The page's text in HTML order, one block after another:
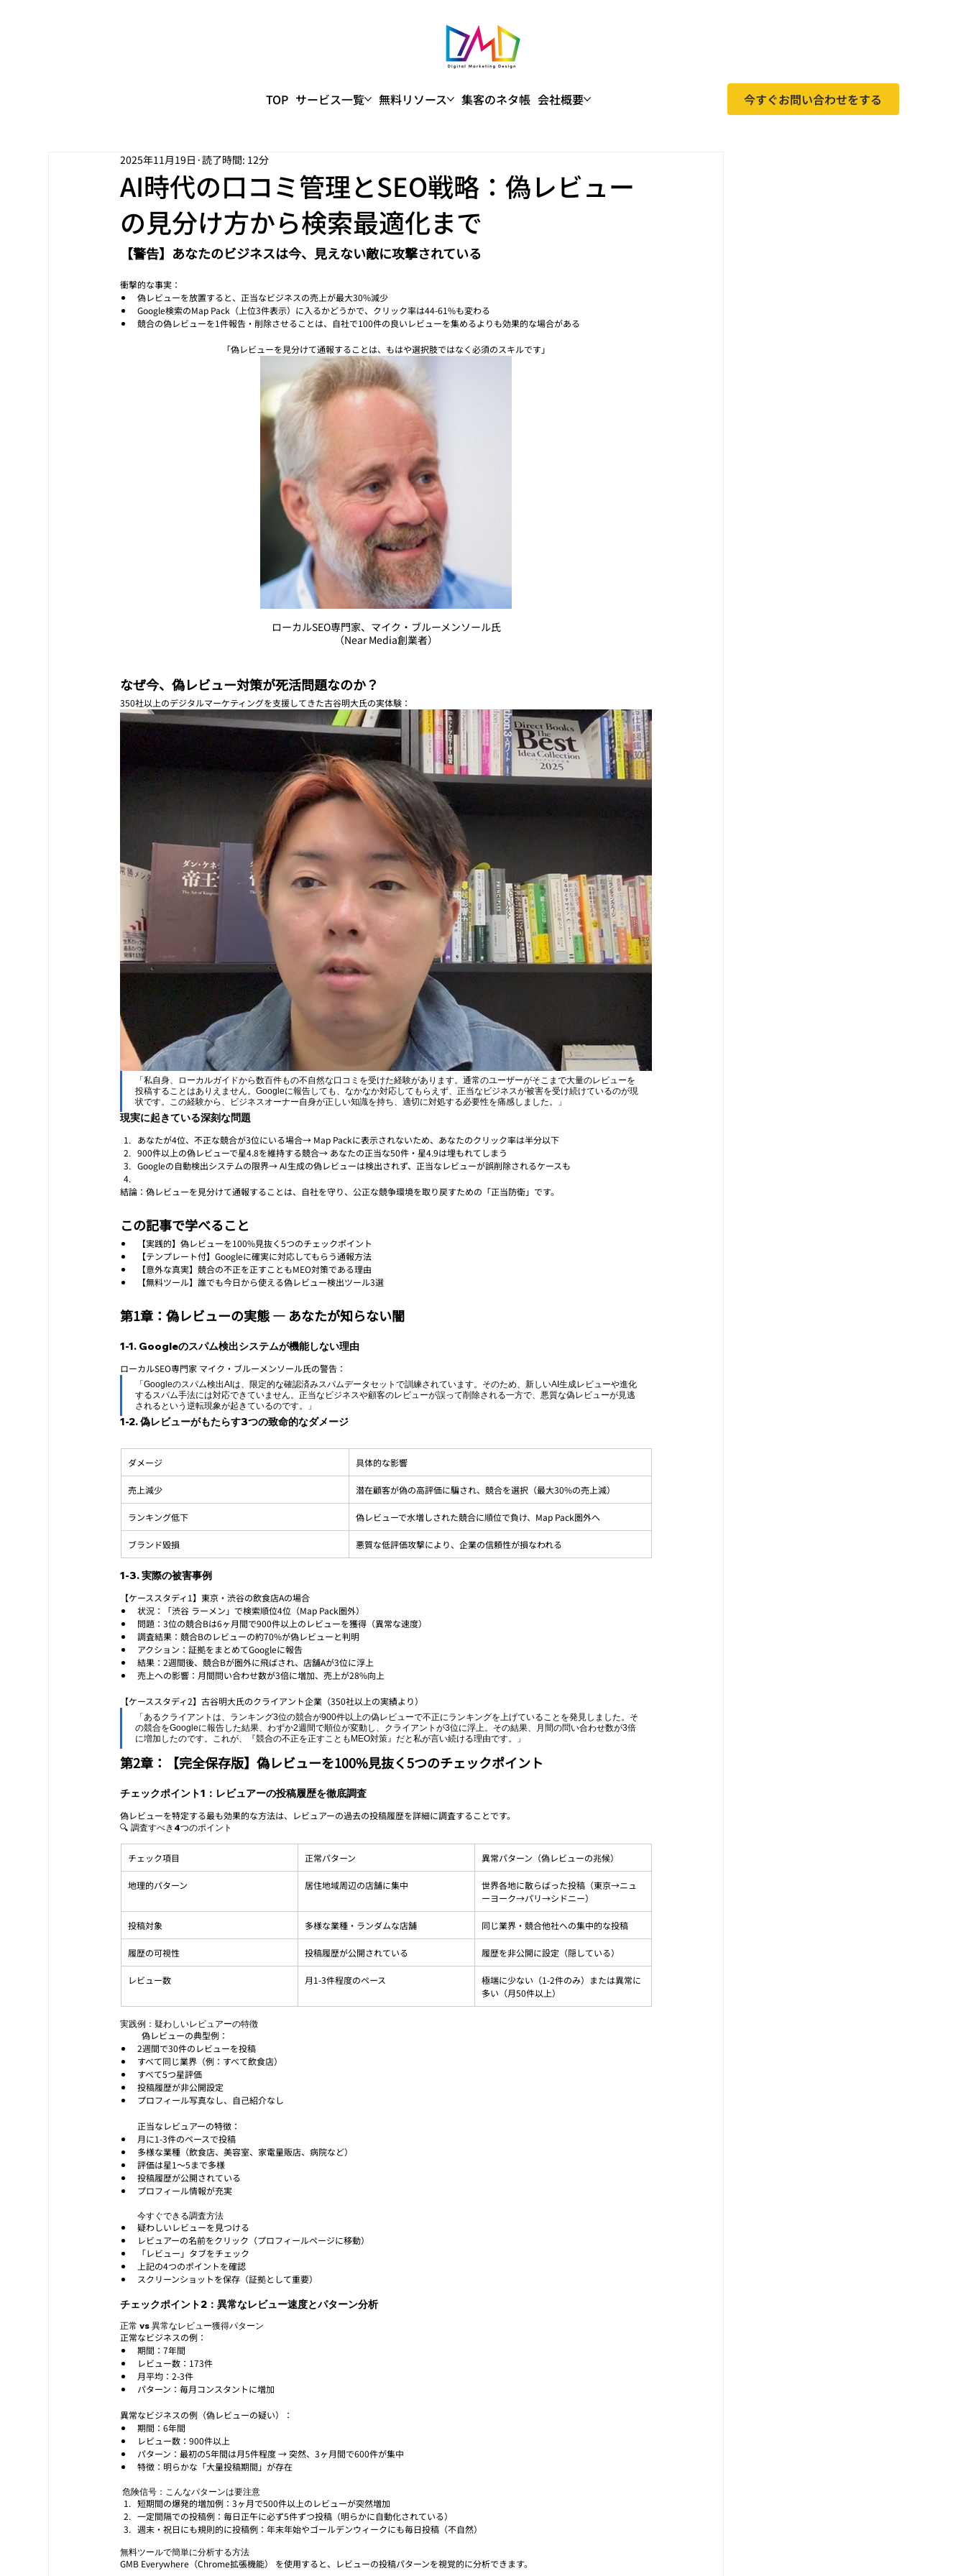
TOP サービス一覧 無料リソース 集客のネタ帳 会社概要 今すぐお問い合わせをする
AI時代の口コミ管理とSEO戦略：偽レビュー
の見分け方から検索最適化まで
2025年11月19日 読了時間: 12分
【警告】あなたのビジネスは今、見えない敵に攻撃されている
衝撃的な事実：
偽レビューを放置すると、正当なビジネスの売上が最大30%減少
Google検索のMap Pack（上位3件表示）に入るかどうかで、クリック率は44-61%も変わる
競合の偽レビューを1件報告・削除させることは、自社で100件の良いレビューを集めるよりも効果的な場合がある
「偽レビューを見分けて通報することは、もはや選択肢ではなく必須のスキルです」
ローカルSEO専門家、マイク・ブルーメンソール氏
（Near Media創業者）
なぜ今、偽レビュー対策が死活問題なのか？
350社以上のデジタルマーケティングを支援してきた古谷明大氏の実体験：
「私自身、ローカルガイドから数百件もの不自然な口コミを受けた経験があります。通常のユーザーがそこまで大量のレビューを
投稿することはありえません。Googleに報告しても、なかなか対応してもらえず、正当なビジネスが被害を受け続けているのが現
状です。この経験から、ビジネスオーナー自身が正しい知識を持ち、適切に対処する必要性を痛感しました。」
現実に起きている深刻な問題
あなたが4位、不正な競合が3位にいる場合→ Map Packに表示されないため、あなたのクリック率は半分以下
900件以上の偽レビューで星4.8を維持する競合→ あなたの正当な50件・星4.9は埋もれてしまう
Googleの自動検出システムの限界→ AI生成の偽レビューは検出されず、正当なレビューが誤削除されるケースも
結論：偽レビューを見分けて通報することは、自社を守り、公正な競争環境を取り戻すための「正当防衛」です。
この記事で学べること
【実践的】偽レビューを100%見抜く5つのチェックポイント
【テンプレート付】Googleに確実に対応してもらう通報方法
【意外な真実】競合の不正を正すこともMEO対策である理由
【無料ツール】誰でも今日から使える偽レビュー検出ツール3選
第1章：偽レビューの実態 — あなたが知らない闇
1-1. Googleのスパム検出システムが機能しない理由
ローカルSEO専門家 マイク・ブルーメンソール氏の警告：
「Googleのスパム検出AIは、限定的な確認済みスパムデータセットで訓練されています。そのため、新しいAI生成レビューや進化
するスパム手法には対応できていません。正当なビジネスや顧客のレビューが誤って削除される一方で、悪質な偽レビューが見逃
されるという逆転現象が起きているのです。」
1-2. 偽レビューがもたらす3つの致命的なダメージ
ダメージ 具体的な影響
売上減少 潜在顧客が偽の高評価に騙され、競合を選択（最大30%の売上減）
ランキング低下 偽レビューで水増しされた競合に順位で負け、Map Pack圏外へ
ブランド毀損 悪質な低評価攻撃により、企業の信頼性が損なわれる
1-3. 実際の被害事例
【ケーススタディ1】東京・渋谷の飲食店Aの場合
状況：「渋谷 ラーメン」で検索順位4位（Map Pack圏外）
問題：3位の競合Bは6ヶ月間で900件以上のレビューを獲得（異常な速度）
調査結果：競合Bのレビューの約70%が偽レビューと判明
アクション：証拠をまとめてGoogleに報告
結果：2週間後、競合Bが圏外に飛ばされ、店舗Aが3位に浮上
売上への影響：月間問い合わせ数が3倍に増加、売上が28%向上
【ケーススタディ2】古谷明大氏のクライアント企業（350社以上の実績より）
「あるクライアントは、ランキング3位の競合が900件以上の偽レビューで不正にランキングを上げていることを発見しました。そ
の競合をGoogleに報告した結果、わずか2週間で順位が変動し、クライアントが3位に浮上。その結果、月間の問い合わせ数が3倍
に増加したのです。これが、『競合の不正を正すこともMEO対策』だと私が言い続ける理由です。」
第2章：【完全保存版】偽レビューを100%見抜く5つのチェックポイント
チェックポイント1：レビュアーの投稿履歴を徹底調査
偽レビューを特定する最も効果的な方法は、レビュアーの過去の投稿履歴を詳細に調査することです。
🔍 調査すべき4つのポイント
チェック項目 正常パターン 異常パターン（偽レビューの兆候）
地理的パターン 居住地域周辺の店舗に集中
世界各地に散らばった投稿（東京→ニュ
ーヨーク→パリ→シドニー）
投稿対象 多様な業種・ランダムな店舗 同じ業界・競合他社への集中的な投稿
履歴の可視性 投稿履歴が公開されている 履歴を非公開に設定（隠している）
レビュー数 月1-3件程度のペース
極端に少ない（1-2件のみ）または異常に
多い（月50件以上）
実践例：疑わしいレビュアーの特徴
          偽レビューの典型例：
2週間で30件のレビューを投稿
すべて同じ業界（例：すべて飲食店）
すべて5つ星評価
投稿履歴が非公開設定
プロフィール写真なし、自己紹介なし
正当なレビュアーの特徴：
月に1-3件のペースで投稿
多様な業種（飲食店、美容室、家電量販店、病院など）
評価は星1〜5まで多様
投稿履歴が公開されている
プロフィール情報が充実
今すぐできる調査方法
疑わしいレビューを見つける
レビュアーの名前をクリック（プロフィールページに移動）
「レビュー」タブをチェック
上記の4つのポイントを確認
スクリーンショットを保存（証拠として重要）
チェックポイント2：異常なレビュー速度とパターン分析
正常 vs 異常なレビュー獲得パターン
正常なビジネスの例：
期間：7年間
レビュー数：173件
月平均：2-3件
パターン：毎月コンスタントに増加
異常なビジネスの例（偽レビューの疑い）：
期間：6年間
レビュー数：900件以上
パターン：最初の5年間は月5件程度 → 突然、3ヶ月間で600件が集中
特徴：明らかな「大量投稿期間」が存在
危険信号：こんなパターンは要注意
短期間の爆発的増加例：3ヶ月で500件以上のレビューが突然増加
一定間隔での投稿例：毎日正午に必ず5件ずつ投稿（明らかに自動化されている）
週末・祝日にも規則的に投稿例：年末年始やゴールデンウィークにも毎日投稿（不自然）
無料ツールで簡単に分析する方法
GMB Everywhere（Chrome拡張機能） を使用すると、レビューの投稿パターンを視覚的に分析できます。